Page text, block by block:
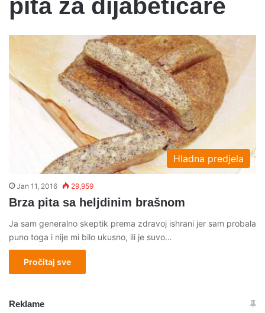
pita za dijabeticare
Hladna predjela
Jan 11, 2016 29,959
Brza pita sa heljdinim brašnom
Ja sam generalno skeptik prema zdravoj ishrani jer sam probala
puno toga i nije mi bilo ukusno, ili je suvo…
Pročitaj sve
Reklame